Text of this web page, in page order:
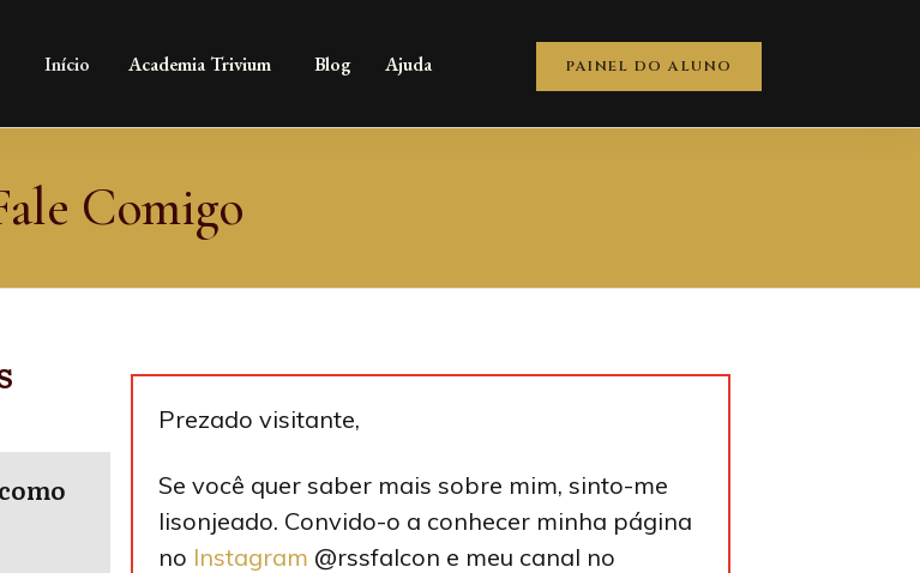
Início Academia Trivium Blog Ajuda PAINEL DO ALUNO
Comigo
Prezado visitante,
Se você quer saber mais sobre mim, sinto-me
lisonjeado. Convido-o a conhecer minha página
no Instagram @rssfalcon e meu canal no